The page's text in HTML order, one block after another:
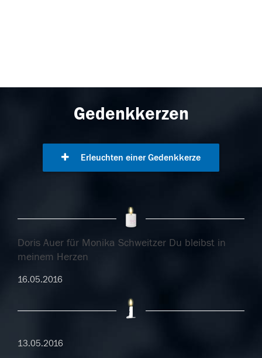
Gedenkkerzen
Erleuchten einer Gedenkkerze
Doris Auer für Monika Schweitzer Du bleibst in
meinem Herzen
16.05.2016
13.05.2016